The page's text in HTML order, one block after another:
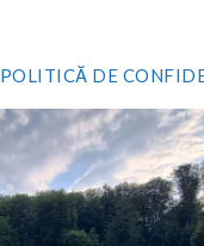
POLITICĂ DE